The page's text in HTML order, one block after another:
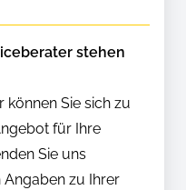
stehen
Sie sich zu
für Ihre
Sie uns
zu Ihrer